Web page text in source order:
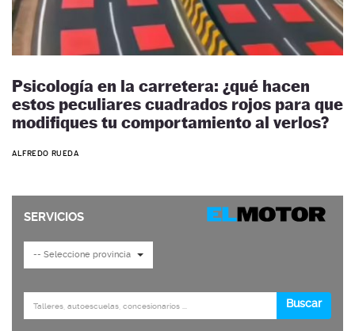
Psicología en la carretera: ¿qué hacen
estos peculiares cuadrados rojos para que
modifiques tu comportamiento al verlos?
ALFREDO RUEDA